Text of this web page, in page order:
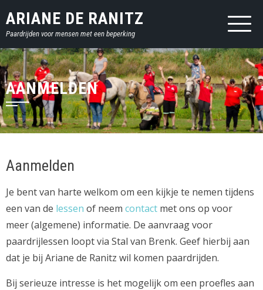
over
en
ga
naar
inhoud
ARIANE DE RANITZ
Paardrijden voor mensen met een beperking
AANMELDEN
Aanmelden
Je bent van harte welkom om een kijkje te nemen tijdens
een van de lessen of neem contact met ons op voor
meer (algemene) informatie. De aanvraag voor
paardrijlessen loopt via Stal van Brenk. Geef hierbij aan
dat je bij Ariane de Ranitz wil komen paardrijden.
Bij serieuze intresse is het mogelijk om een proefles aan